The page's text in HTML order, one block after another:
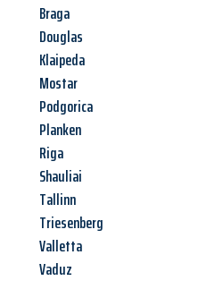
Braga
Douglas
Klaipeda
Mostar
Podgorica
Planken
Riga
Shauliai
Tallinn
Triesenberg
Valletta
Vaduz